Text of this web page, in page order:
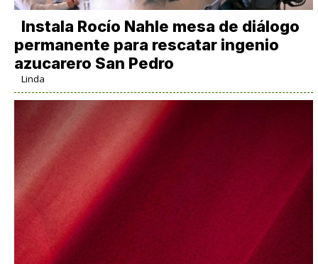
Instala Rocío Nahle mesa de diálogo
permanente para rescatar ingenio
azucarero San Pedro
Linda